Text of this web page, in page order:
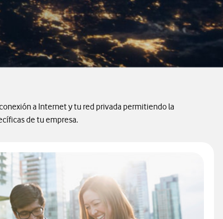
a Internet y tu red privada permitiendo la
de tu empresa.